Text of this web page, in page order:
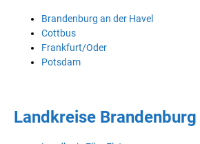
Brandenburg an der Havel
Cottbus
Frankfurt/Oder
Potsdam
Landkreise Brandenburg